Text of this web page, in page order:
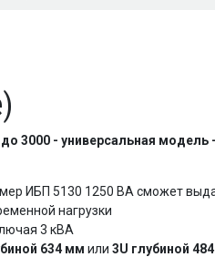
3000 - универсальная модель
ИБП 5130 1250 ВА сможет
нагрузки
3 кВА
634 мм или 3U глубиной 484